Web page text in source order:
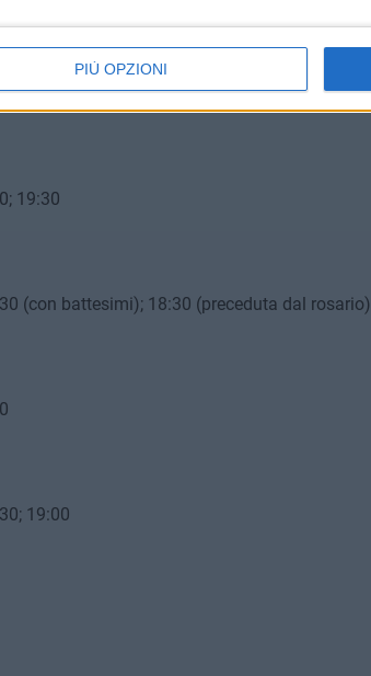
PIÙ OPZIONI
19:30
(con battesimi); 18:30 (preceduta dal rosario)
19:00